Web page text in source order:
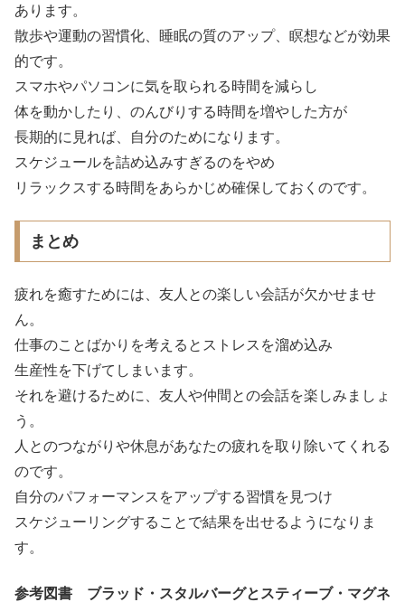
あります。
散歩や運動の習慣化、睡眠の質のアップ、瞑想などが効果
的です。
スマホやパソコンに気を取られる時間を減らし
体を動かしたり、のんびりする時間を増やした方が
長期的に見れば、自分のためになります。
スケジュールを詰め込みすぎるのをやめ
リラックスする時間をあらかじめ確保しておくのです。
まとめ
疲れを癒すためには、友人との楽しい会話が欠かせませ
ん。
仕事のことばかりを考えるとストレスを溜め込み
生産性を下げてしまいます。
それを避けるために、友人や仲間との会話を楽しみましょ
う。
人とのつながりや休息があなたの疲れを取り除いてくれる
のです。
自分のパフォーマンスをアップする習慣を見つけ
スケジューリングすることで結果を出せるようになりま
す。
参考図書 ブラッド・スタルバーグとスティーブ・マグネ